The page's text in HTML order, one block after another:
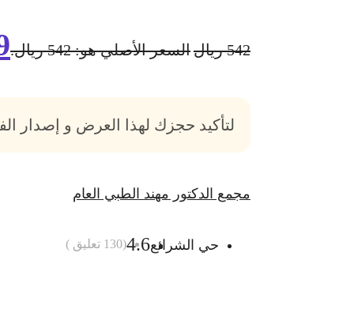
542 ريالالسعر الأصلي هو: 542 ريال.
لتأكيد حجزك لهذا العرض و إصدار
مجمع الدكتور مهند الطبي العام
حي الشرائع4.6
(
130 تعليق )